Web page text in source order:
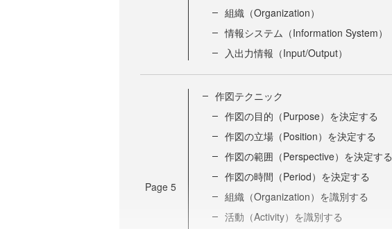
組織（Organization）
情報システム（Information System）
入出力情報（Input/Output）
Page 5
作図テクニック
作図の目的（Purpose）を決定する
作図の立場（Position）を決定する
作図の範囲（Perspective）を決定する
作図の時間（Period）を決定する
組織（Organization）を識別する
活動（Activity）を識別する